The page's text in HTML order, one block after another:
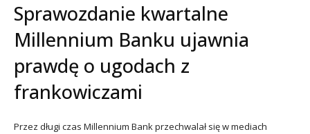
Sprawozdanie kwartalne
Millennium Banku ujawnia
prawdę o ugodach z
frankowiczami
Przez długi czas Millennium Bank przechwalał się w mediach